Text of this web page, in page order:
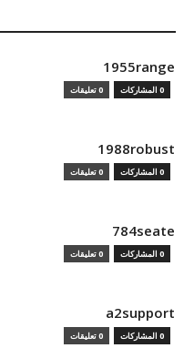
1955range
0 المشاركات 0 تعليقات
1988robust
0 المشاركات 0 تعليقات
784seate
0 المشاركات 0 تعليقات
a2support
0 المشاركات 0 تعليقات